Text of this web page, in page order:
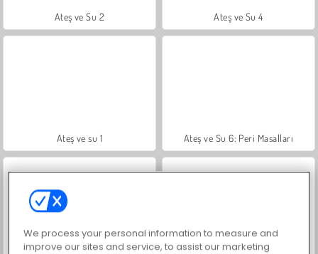
Ateş ve Su 2 Ateş ve Su 4
Ateş ve su 1 Ateş ve Su 6: Peri Masalları
We process your personal information to measure and
improve our sites and service, to assist our marketing